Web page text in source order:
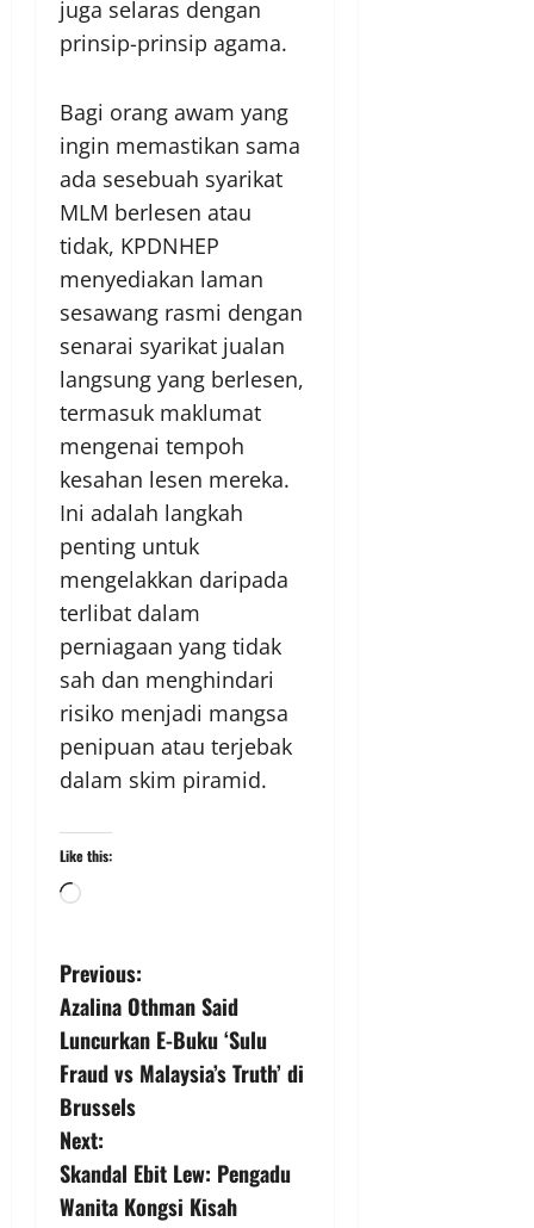
juga selaras dengan
prinsip-prinsip agama.
Bagi orang awam yang
ingin memastikan sama
ada sesebuah syarikat
MLM berlesen atau
tidak, KPDNHEP
menyediakan laman
sesawang rasmi dengan
senarai syarikat jualan
langsung yang berlesen,
termasuk maklumat
mengenai tempoh
kesahan lesen mereka.
Ini adalah langkah
penting untuk
mengelakkan daripada
terlibat dalam
perniagaan yang tidak
sah dan menghindari
risiko menjadi mangsa
penipuan atau terjebak
dalam skim piramid.
Like this:
Previous:
Azalina Othman Said
Luncurkan E-Buku ‘Sulu
Fraud vs Malaysia’s Truth’ di
Brussels
Next:
Skandal Ebit Lew: Pengadu
Wanita Kongsi Kisah